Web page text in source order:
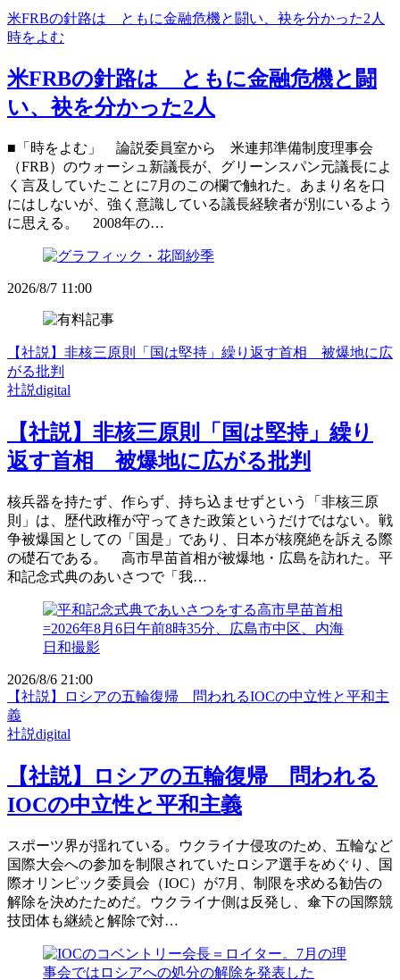
米FRBの針路は ともに金融危機と闘い、袂を分かった2人
時をよむ
米FRBの針路は ともに金融危機と闘
い、袂を分かった2人
■「時をよむ」 論説委員室から 米連邦準備制度理事会
（FRB）のウォーシュ新議長が、グリーンスパン元議長によ
く言及していたことに7月のこの欄で触れた。あまり名を口
にはしないが、強く意識している議長経験者が別にいるよう
に思える。 2008年の…
2026/8/7 11:00
【社説】非核三原則「国は堅持」繰り返す首相 被爆地に広
がる批判
社説digital
【社説】非核三原則「国は堅持」繰り
返す首相 被爆地に広がる批判
核兵器を持たず、作らず、持ち込ませずという「非核三原
則」は、歴代政権が守ってきた政策というだけではない。戦
争被爆国としての「国是」であり、日本が核廃絶を訴える際
の礎石である。 高市早苗首相が被爆地・広島を訪れた。平
和記念式典のあいさつで「我…
2026/8/6 21:00
【社説】ロシアの五輪復帰 問われるIOCの中立性と平和主
義
社説digital
【社説】ロシアの五輪復帰 問われる
IOCの中立性と平和主義
スポーツ界が揺れている。ウクライナ侵攻のため、五輪など
国際大会への参加を制限されていたロシア選手をめぐり、国
際オリンピック委員会（IOC）が7月、制限を求める勧告の
解除を決めたためだ。ウクライナ側は反発し、傘下の国際競
技団体も継続と解除で対…